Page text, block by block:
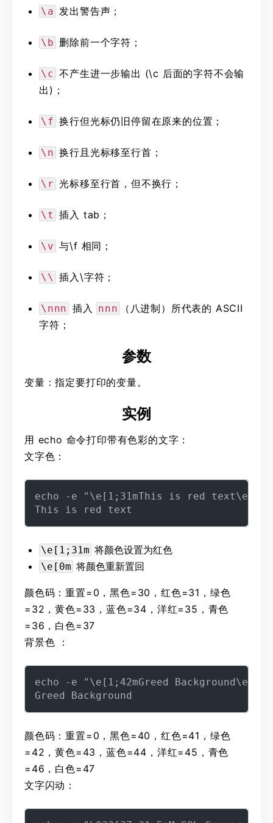
\a 发出警告声；
\b 删除前一个字符；
\c 不产生进一步输出 (\c 后面的字符不会输
出)；
\f 换行但光标仍旧停留在原来的位置；
\n 换行且光标移至行首；
\r 光标移至行首，但不换行；
\t 插入 tab；
\v 与\f 相同；
\\ 插入\字符；
\nnn 插入 nnn
（八进制）所代表的 ASCII
字符；
参数
变量：指定要打印的变量。
实例
用 echo 命令打印带有色彩的文字：
文字色：
echo -e "\e[1;31mThis is red text\e[0m"
\e[1;31m 将颜色设置为红色
\e[0m 将颜色重新置回
颜色码：重置=0，黑色=30，红色=31，绿色
=32，黄色=33，蓝色=34，洋红=35，青色
=36，白色=37
背景色 ：
echo -e "\e[1;42mGreed Background\e[0m"
颜色码：重置=0，黑色=40，红色=41，绿色
=42，黄色=43，蓝色=44，洋红=45，青色
=46，白色=47
文字闪动：